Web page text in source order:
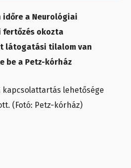
a Neurológiai
fertőzés okozta
látogatási tilalom van
be a Petz-kórház
lehetősége
(Fotó: Petz-kórház)